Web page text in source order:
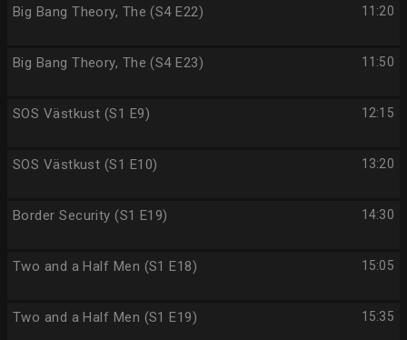
11:20
Big Bang Theory, The (S4 E22)
11:50
Big Bang Theory, The (S4 E23)
12:15
SOS Västkust (S1 E9)
13:20
SOS Västkust (S1 E10)
14:30
Border Security (S1 E19)
15:05
Two and a Half Men (S1 E18)
15:35
Two and a Half Men (S1 E19)